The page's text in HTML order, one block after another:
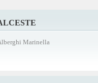
Marinella